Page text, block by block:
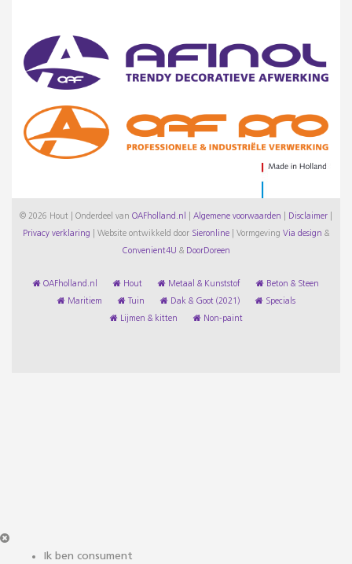
© 2026 Hout | Onderdeel van OAFholland.nl Algemene voorwaarden Disclaimer
Privacy verklaring Website ontwikkeld door Sieronline Vormgeving Via design &
Convenient4U & DoorDoreen
OAFholland.nl Hout Metaal & Kunststof Beton & Steen
Maritiem Tuin Dak & Goot (2021) Specials
Lijmen & kitten Non-paint
Ik ben consument